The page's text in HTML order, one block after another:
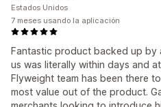
Fantastic product backed up
us was literally within days and
Flyweight team has been there
most value out of the product.
Estados Unidos
7 meses usando la aplicación